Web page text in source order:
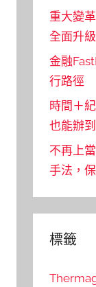
重大變
全面升級
金融
行路徑
時間＋
也能辦到
不再上
手法，
標籤